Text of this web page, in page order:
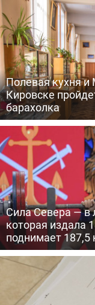
Полевая кухня
Кировске
барахолка
Сила Севера — в
которая издала
поднимает 187,5